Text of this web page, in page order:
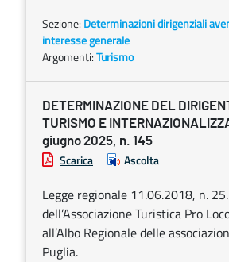
Sezione: Determinazioni dirigenziali
interesse generale
Argomenti:Turismo
DETERMINAZIONE DEL
TURISMO E
giugno 2025, n. 145
Scarica Ascolta
Legge regionale 11.06.2018, n.
dell’Associazione Turistica Pro
all’Albo Regionale delle
Puglia.